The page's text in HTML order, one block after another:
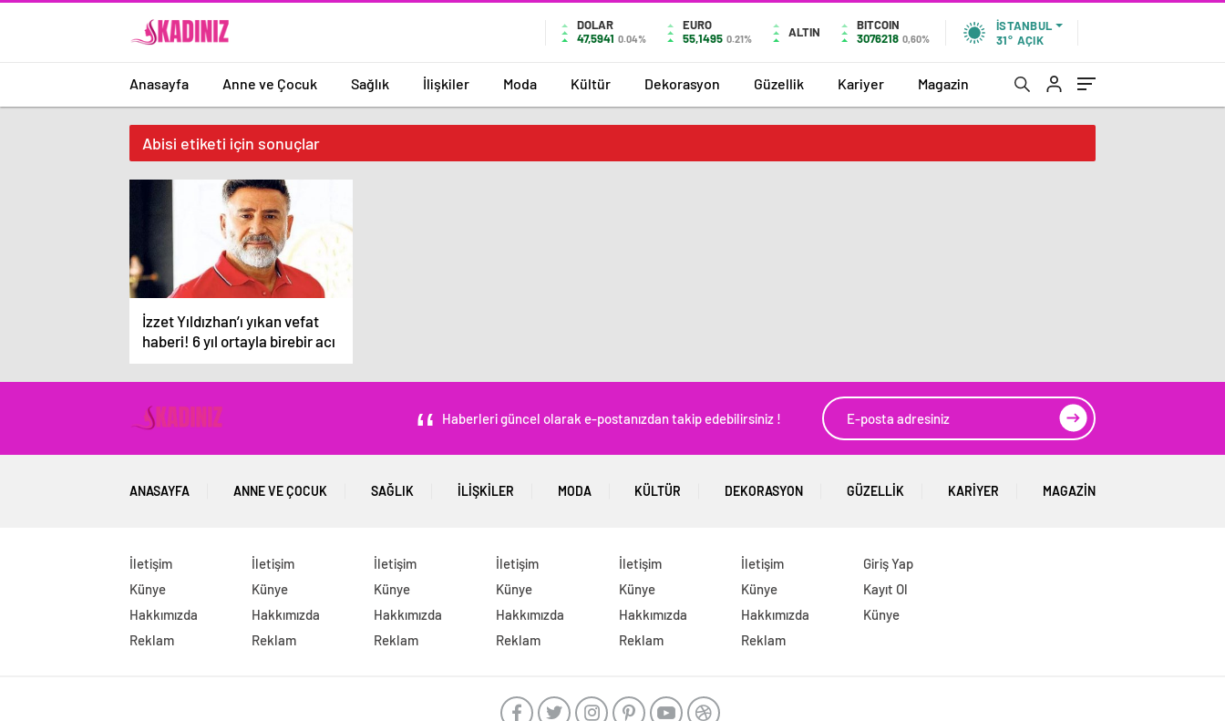
DOLAR
47,5941 0.04%
EURO
55,1495 0.21% ALTIN
BITCOIN
3076218 0,60%
İSTANBUL
31° AÇIK
Anasayfa Anne ve Çocuk Sağlık İlişkiler Moda Kültür Dekorasyon Güzellik Kariyer Magazin
Abisi etiketi için sonuçlar
İzzet Yıldızhan’ı yıkan vefat
haberi! 6 yıl ortayla birebir acı
Haberleri güncel olarak e-postanızdan takip edebilirsiniz !
ANASAYFA ANNE VE ÇOCUK SAĞLIK İLIŞKILER MODA KÜLTÜR DEKORASYON GÜZELLIK KARIYER MAGAZIN
İletişim
Künye
Hakkımızda
Reklam
İletişim
Künye
Hakkımızda
Reklam
İletişim
Künye
Hakkımızda
Reklam
İletişim
Künye
Hakkımızda
Reklam
İletişim
Künye
Hakkımızda
Reklam
İletişim
Künye
Hakkımızda
Reklam
Giriş Yap
Kayıt Ol
Künye